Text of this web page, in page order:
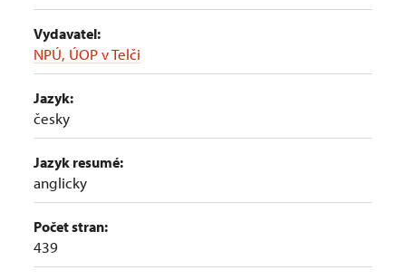
Vydavatel:
NPÚ, ÚOP v Telči
Jazyk:
česky
Jazyk resumé:
anglicky
Počet stran:
439